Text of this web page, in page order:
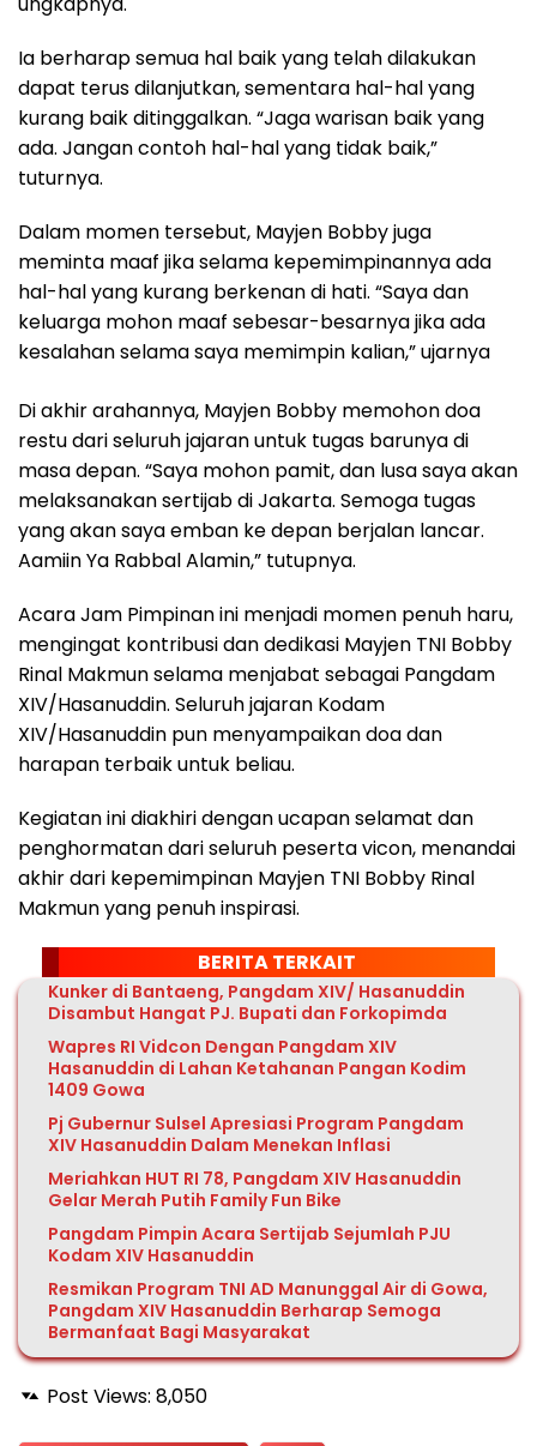
Ia berharap semua hal baik yang telah dilakukan
dapat terus dilanjutkan, sementara hal-hal yang
kurang baik ditinggalkan. “Jaga warisan baik yang
ada. Jangan contoh hal-hal yang tidak baik,”
tuturnya.
Dalam momen tersebut, Mayjen Bobby juga
meminta maaf jika selama kepemimpinannya ada
hal-hal yang kurang berkenan di hati. “Saya dan
keluarga mohon maaf sebesar-besarnya jika ada
kesalahan selama saya memimpin kalian,” ujarnya
Di akhir arahannya, Mayjen Bobby memohon doa
restu dari seluruh jajaran untuk tugas barunya di
masa depan. “Saya mohon pamit, dan lusa saya akan
melaksanakan sertijab di Jakarta. Semoga tugas
yang akan saya emban ke depan berjalan lancar.
Aamiin Ya Rabbal Alamin,” tutupnya.
Acara Jam Pimpinan ini menjadi momen penuh haru,
mengingat kontribusi dan dedikasi Mayjen TNI Bobby
Rinal Makmun selama menjabat sebagai Pangdam
XIV/Hasanuddin. Seluruh jajaran Kodam
XIV/Hasanuddin pun menyampaikan doa dan
harapan terbaik untuk beliau.
Kegiatan ini diakhiri dengan ucapan selamat dan
penghormatan dari seluruh peserta vicon, menandai
akhir dari kepemimpinan Mayjen TNI Bobby Rinal
Makmun yang penuh inspirasi.
BERITA TERKAIT
Kunker di Bantaeng, Pangdam XIV/ Hasanuddin
Disambut Hangat PJ. Bupati dan Forkopimda
Wapres RI Vidcon Dengan Pangdam XIV
Hasanuddin di Lahan Ketahanan Pangan Kodim
1409 Gowa
Pj Gubernur Sulsel Apresiasi Program Pangdam
XIV Hasanuddin Dalam Menekan Inflasi
Meriahkan HUT RI 78, Pangdam XIV Hasanuddin
Gelar Merah Putih Family Fun Bike
Pangdam Pimpin Acara Sertijab Sejumlah PJU
Kodam XIV Hasanuddin
Resmikan Program TNI AD Manunggal Air di Gowa,
Pangdam XIV Hasanuddin Berharap Semoga
Bermanfaat Bagi Masyarakat
Post Views: 8,050